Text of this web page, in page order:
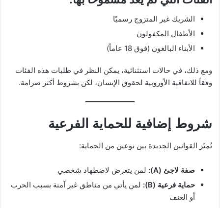
الشريك غير المتزوج رسميًا
الأطفال المكفولون
الأبناء البالغون (فوق 18 عاماً)
ومع ذلك، في حالات استثنائية، يمكن النظر في طلبات هذه الفئات
وفقاً للاتفاقية الأوروبية لحقوق الإنسان، لكن بشروط أكثر صرامة.
شروط إضافية للحماية الفرعية
تُميّز القوانين الجديدة بين نوعين من الحماية:
صفة لاجئ (A):
لمن يتعرض لاضطهاد شخصي
حماية فرعية (B):
لمن يأتي من مناطق غير آمنة بسبب الحرب
أو العنف